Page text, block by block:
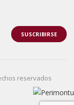
reservados